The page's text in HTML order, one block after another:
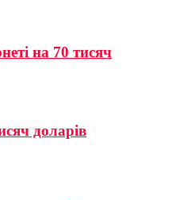
на 70 тисяч
доларів